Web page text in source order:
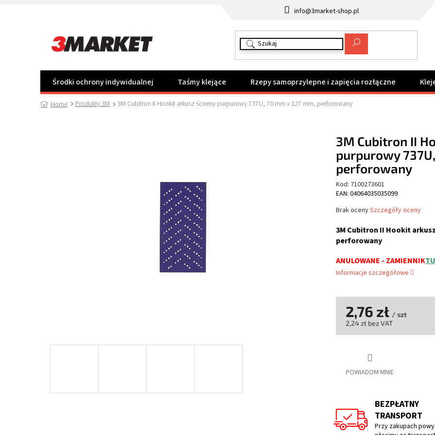
info@3market-shop.pl
Środki ochrony indywidualnej Taśmy klejące Rzepy samoprzylepne i zapięcia rozłączne
Home Produkty 3M 3M Cubitron II Hookit arkusz ścierny purpurowy 737U, 70 mm x 127 mm, perforowany
3M Cubitron II Hookit
perforowany
ANULOWANE - ZAMIENNIK
Informacje szczegółowe
POWIADOM MNIE
2,76 zł / szt
2,24 zł bez VAT
3M Cubitron II
purpurowy
perforowany
Kod: 7100273601
EAN: 04064035035099
Średnia
produktu
wynosi
0,0
na
5
gwiazdek.
Brak ocenySzczegóły oceny
BEZPŁATNY
TRANSPORT
Przy zakupach